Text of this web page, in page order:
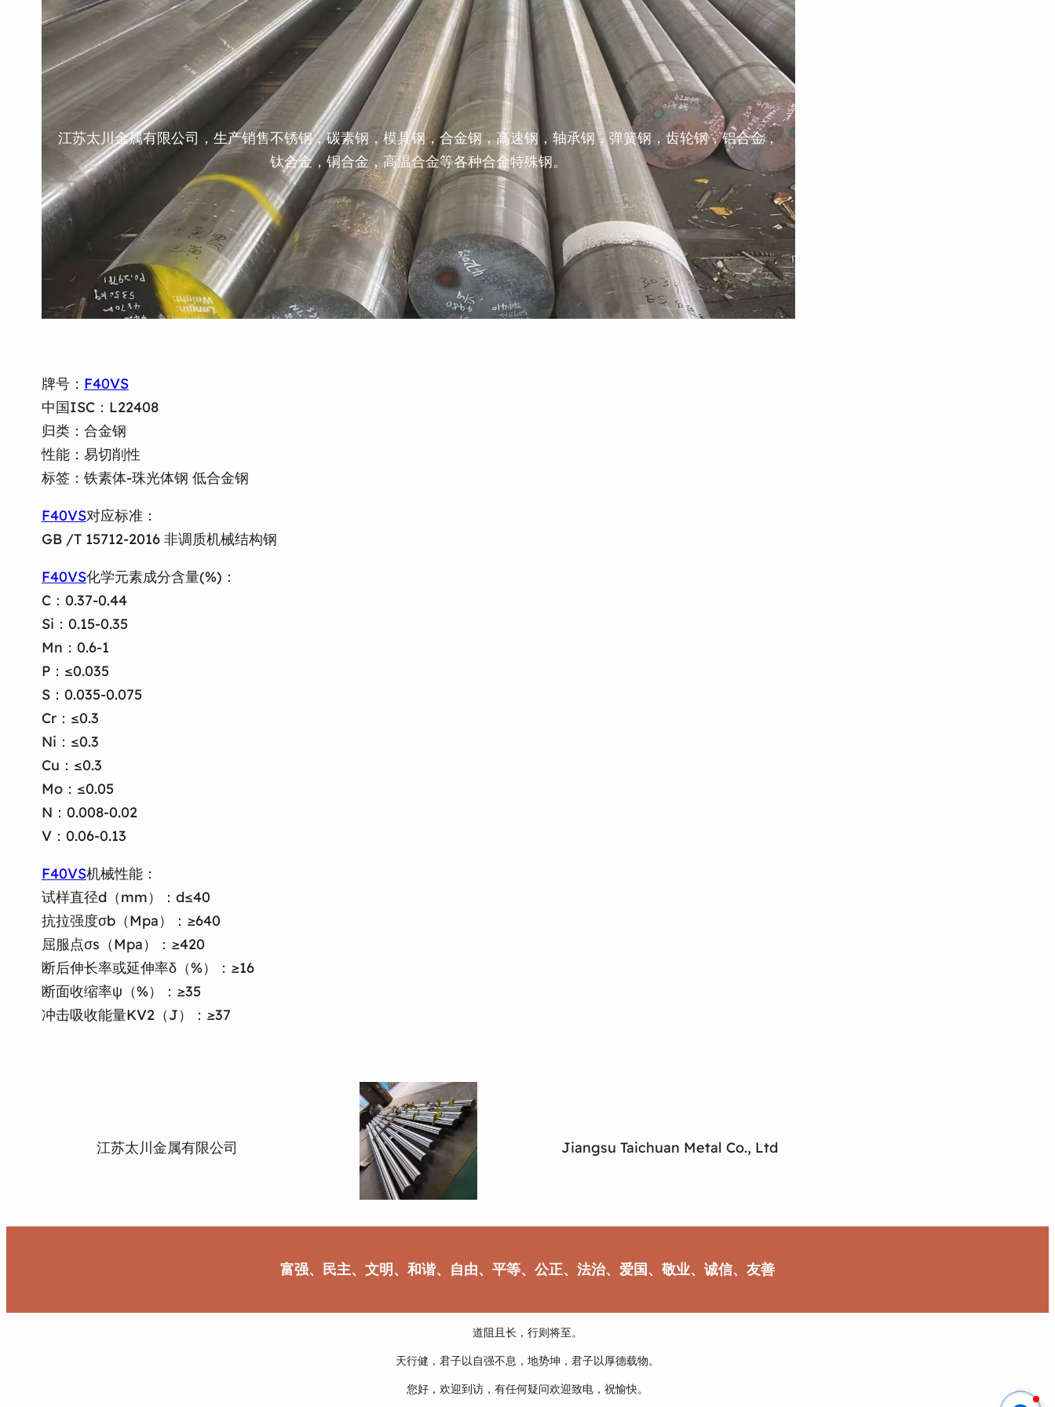
江苏太川金属有限公司，生产销售不锈钢，碳素钢，模具钢，合金钢，高速钢，轴承钢，弹簧钢，齿轮钢，铝合金，
钛合金，铜合金，高温合金等各种合金特殊钢。
牌号： F40VS
中国ISC：L22408
归类：合金钢
性能：易切削性
标签：铁素体-珠光体钢 低合金钢
F40VS对应标准：
GB /T 15712-2016 非调质机械结构钢
F40VS化学元素成分含量(%)：
C：0.37-0.44
Si：0.15-0.35
Mn：0.6-1
P：≤0.035
S：0.035-0.075
Cr：≤0.3
Ni：≤0.3
Cu：≤0.3
Mo：≤0.05
N：0.008-0.02
V：0.06-0.13
F40VS机械性能：
试样直径d（mm）：d≤40
抗拉强度σb（Mpa）：≥640
屈服点σs（Mpa）：≥420
断后伸长率或延伸率δ（%）：≥16
断面收缩率ψ（%）：≥35
冲击吸收能量KV2（J）：≥37
江苏太川金属有限公司 Jiangsu Taichuan Metal Co., Ltd
富强、民主、文明、和谐、自由、平等、公正、法治、爱国、敬业、诚信、友善
道阻且长，行则将至。
天行健，君子以自强不息，地势坤，君子以厚德载物。
您好，欢迎到访，有任何疑问欢迎致电，祝愉快。